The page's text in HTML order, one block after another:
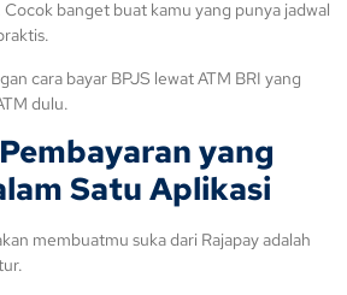
banget buat kamu yang punya jadwal
cara bayar BPJS lewat ATM BRI yang
dulu.
yang
Satu Aplikasi
membuatmu suka dari Rajapay adalah